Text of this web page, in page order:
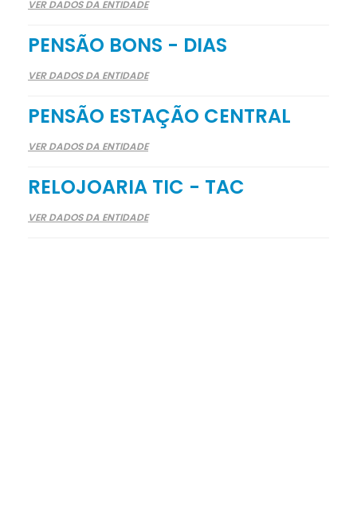
VER DADOS DA ENTIDADE
PENSÃO BONS - DIAS
VER DADOS DA ENTIDADE
PENSÃO ESTAÇÃO CENTRAL
VER DADOS DA ENTIDADE
RELOJOARIA TIC - TAC
VER DADOS DA ENTIDADE